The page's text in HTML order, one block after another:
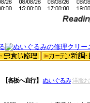
【各板へ直行】 ぬいぐるみ 洋服